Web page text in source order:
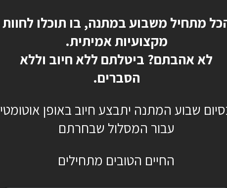
מתחיל משבוע במתנה, בו תוכלו לחוות
מקצועיות אמיתית.
לא אהבתם? ביטלתם ללא חיוב וללא
הסברים.
שבוע המתנה יתבצע חיוב באופן אוטומטי
עבור המסלול שבחרתם
החיים הטובים מתחילים